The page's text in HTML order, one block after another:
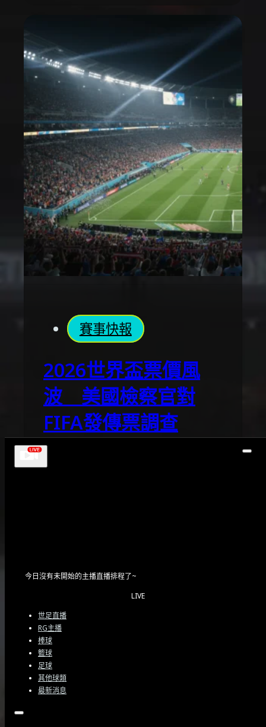
賽事快報
2026世界盃票價風
波 美國檢察官對
FIFA發傳票調查
FIFA遭控票價虛高 美國多州
2026/05/28
今日沒有未開始的主播直播排程了~
LIVE
世足直播
RG主播
棒球
籃球
足球
其他球類
最新消息